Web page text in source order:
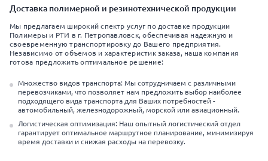
Доставка полимерной и резинотехнической продукции
Мы предлагаем широкий спектр услуг по доставке продукции
Полимеры и РТИ в г. Петропавловск, обеспечивая надежную и
своевременную транспортировку до Вашего предприятия.
Независимо от объемов и характеристик заказа, наша компания
готова предложить оптимальное решение:
Множество видов транспорта: Мы сотрудничаем с различными
перевозчиками, что позволяет нам предложить выбор наиболее
подходящего вида транспорта для Ваших потребностей -
автомобильный, железнодорожный, морской или авиационный.
Логистическая оптимизация: Наш опытный логистический отдел
гарантирует оптимальное маршрутное планирование, минимизируя
время доставки и снижая расходы на перевозку.